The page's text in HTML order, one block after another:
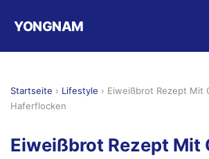
YONGNAM
Startseite › Lifestyle › Eiweißbrot Rezept Mit
Haferflocken
Eiweißbrot Rezept Mit